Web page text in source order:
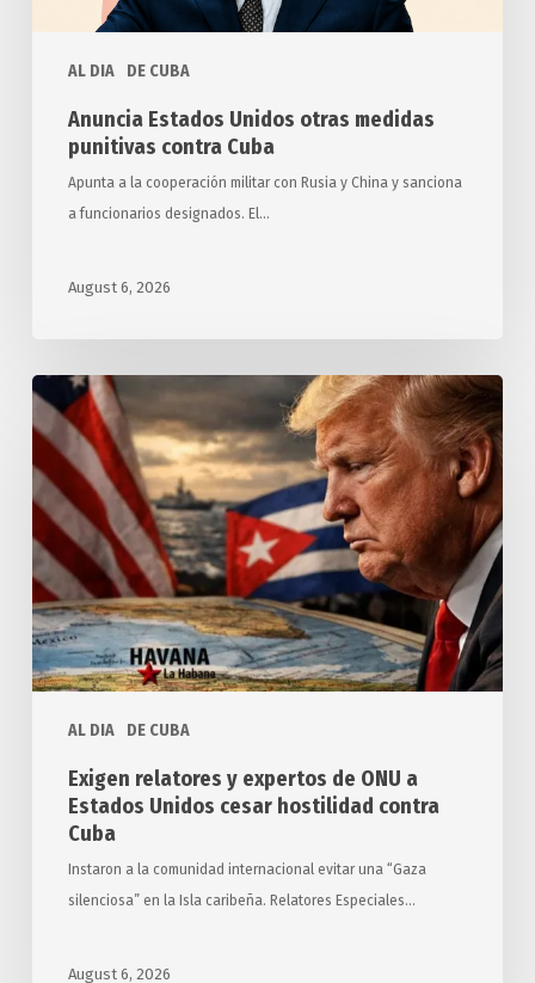
AL DIA DE CUBA
Anuncia Estados Unidos otras medidas
punitivas contra Cuba
Apunta a la cooperación militar con Rusia y China y sanciona
a funcionarios designados. El…
August 6, 2026
AL DIA DE CUBA
Exigen
relatores
expertos
de
ONU
a
Estados
Unidos
cesar
contra
Exigen relatores y expertos de ONU a
Estados Unidos cesar hostilidad contra
Cuba
Instaron a la comunidad internacional evitar una “Gaza
silenciosa” en la Isla caribeña. Relatores Especiales…
August 6, 2026